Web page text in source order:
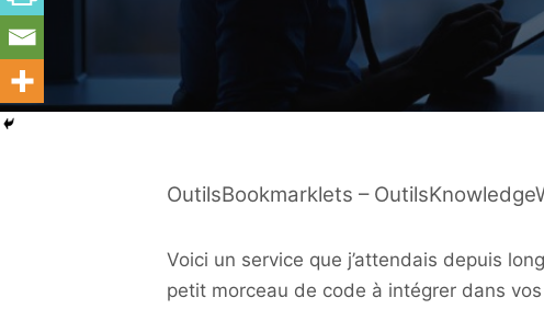
OutilsBookmarklets –
Voici un service que j’attendais depuis
petit morceau de code à intégrer dans